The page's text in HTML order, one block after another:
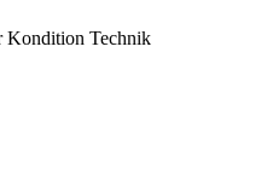
Kondition Technik